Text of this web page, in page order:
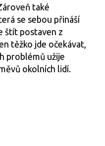
také
se sebou přináší
štít postaven z
těžko jde očekávat,
problémů užije
okolních lidí.